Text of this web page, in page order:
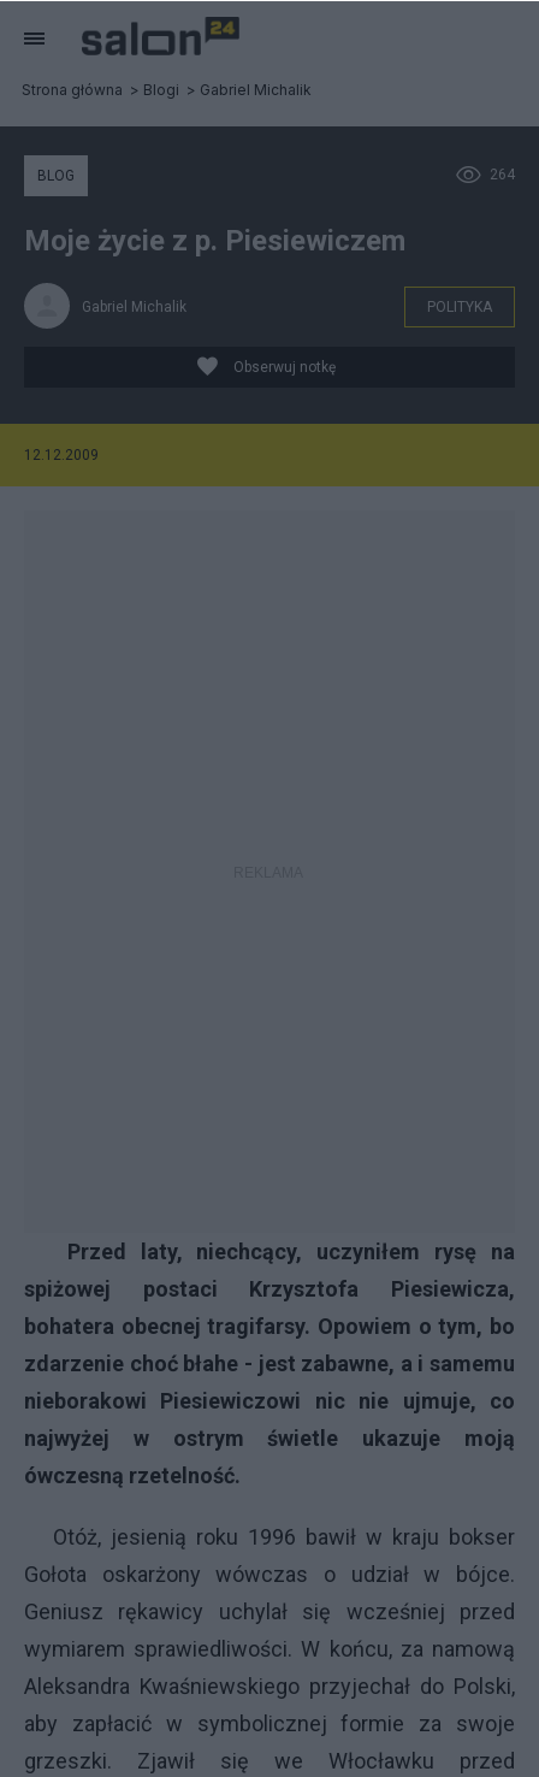
Strona główna Blogi Gabriel Michalik
264
BLOG
Moje życie z p. Piesiewiczem
Gabriel Michalik POLITYKA
Obserwuj notkę
12.12.2009
Przed laty, niechcący, uczyniłem rysę na
spiżowej postaci Krzysztofa Piesiewicza,
bohatera obecnej tragifarsy. Opowiem o tym, bo
zdarzenie choć błahe - jest zabawne, a i samemu
nieborakowi Piesiewiczowi nic nie ujmuje, co
najwyżej w ostrym świetle ukazuje moją
ówczesną rzetelność.
Otóż, jesienią roku 1996 bawił w kraju bokser
Gołota oskarżony wówczas o udział w bójce.
Geniusz rękawicy uchylał się wcześniej przed
wymiarem sprawiedliwości. W końcu, za namową
Aleksandra Kwaśniewskiego przyjechał do Polski,
aby zapłacić w symbolicznej formie za swoje
grzeszki. Zjawił się we Włocławku przed